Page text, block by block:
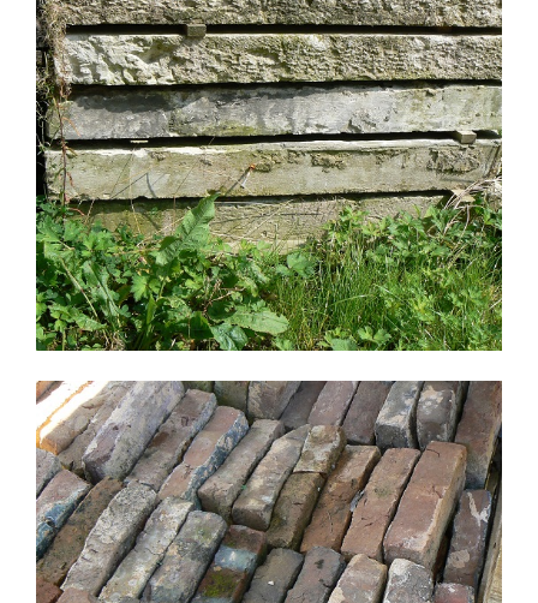
stock de poutres vieux chêne Normandie
Stock de pierres